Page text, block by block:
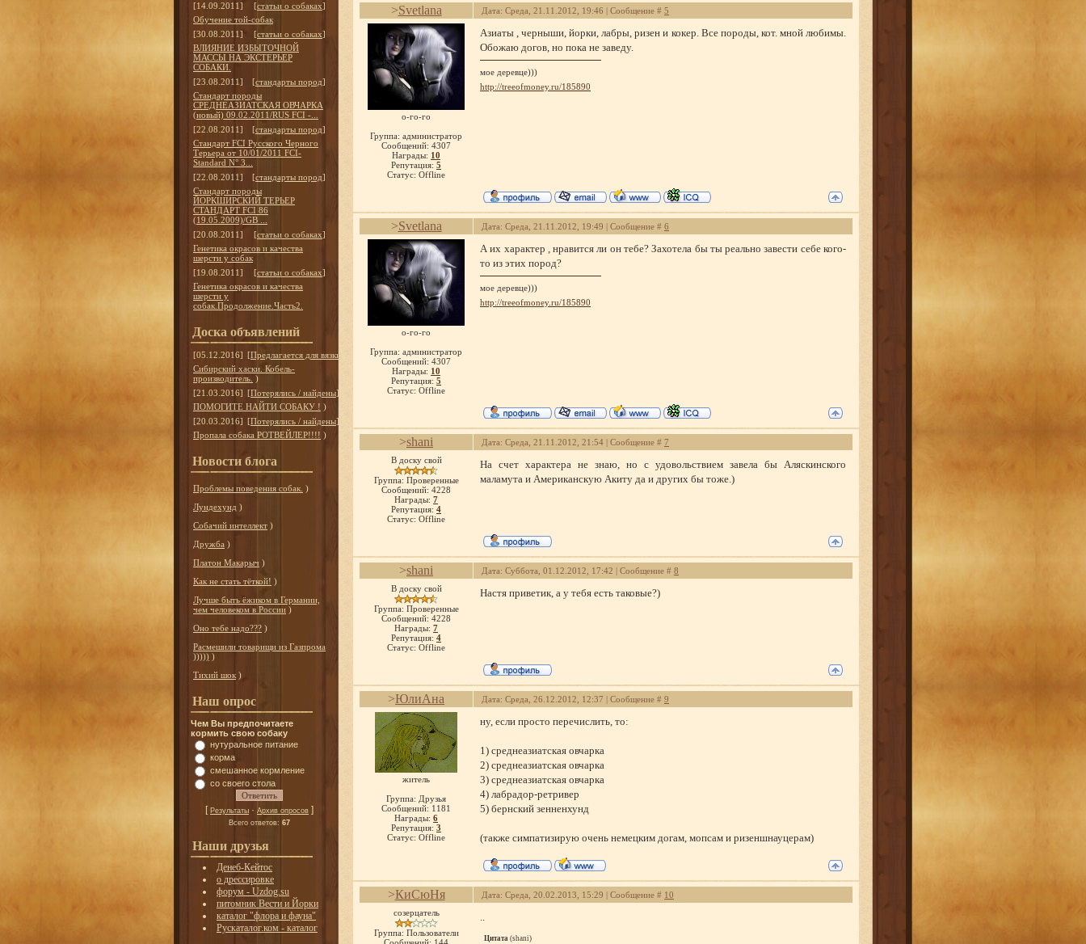
[14.09.2011]
[статьи о собаках]
Обучение той-собак
[30.08.2011]
[статьи о собаках]
ВЛИЯНИЕ ИЗБЫТОЧНОЙ
МАССЫ НА ЭКСТЕРЬЕР
СОБАКИ.
[23.08.2011]
[стандарты пород]
Стандарт породы
СРЕДНЕАЗИАТСКАЯ ОВЧАРКА
(новый) 09.02.2011/RUS FCI -...
[22.08.2011]
[стандарты пород]
Стандарт FCI Русского Черного
Терьера от 10/01/2011 FCI-
Standard N° 3...
[22.08.2011]
[стандарты пород]
Стандарт породы
ЙОРКШИРСКИЙ ТЕРЬЕР
СТАНДАРТ FCI 86
(19.05.2009)/GB ...
[20.08.2011]
[статьи о собаках]
Генетика окрасов и качества
шерсти у собак
[19.08.2011]
[статьи о собаках]
Генетика окрасов и качества
шерсти у
собак.Продолжение.Часть2.
Доска объявлений
[05.12.2016] [Предлагается для вязки
Сибирский хаски. Кобель-
производитель. )
[21.03.2016] [Потерялись / найдены]
ПОМОГИТЕ НАЙТИ СОБАКУ ! )
[20.03.2016] [Потерялись / найдены]
Пропала собака РОТВЕЙЛЕР!!!! )
Новости блога
Проблемы поведения собак. )
Лундехунд )
Собачий интеллект )
Дружба )
Платон Макарыч )
Как не стать тёткой! )
Лучше быть ёжиком в Германии,
чем человеком в России )
Оно тебе надо??? )
Расмешили товарищи из Газпрома
))))) )
Тихий шок )
Наш опрос
Чем Вы предпочитаете
кормить свою собаку
нутуральное питание
корма
смешанное кормление
со своего стола
[ Результаты · Архив опросов ]
Всего ответов: 67
Наши друзья
Денеб-Кейтос
о дрессировке
форум - Uzdog.su
питомник Вести и Йорки
каталог "флора и фауна"
Рускаталог.ком - каталог
>Svetlana Дата: Среда, 21.11.2012, 19:46 | Сообщение # 5
о-го-го
Группа: администратор
Сообщений: 4307
Награды: 10
Репутация: 5
Статус: Offline
Азиаты , черныши, йорки, лабры, ризен и кокер. Все породы, кот. мной любимы.
Обожаю догов, но пока не заведу.
мое деревце)))
http://treeofmoney.ru/185890
>Svetlana Дата: Среда, 21.11.2012, 19:49 | Сообщение # 6
о-го-го
Группа: администратор
Сообщений: 4307
Награды: 10
Репутация: 5
Статус: Offline
А их характер , нравится ли он тебе? Захотела бы ты реально завести себе кого-
то из этих пород?
мое деревце)))
http://treeofmoney.ru/185890
>shani Дата: Среда, 21.11.2012, 21:54 | Сообщение # 7
В доску свой
Группа: Проверенные
Сообщений: 4228
Награды: 7
Репутация: 4
Статус: Offline
На счет характера не знаю, но с удовольствием завела бы Аляскинского
маламута и Американскую Акиту да и других бы тоже.)
>shani Дата: Суббота, 01.12.2012, 17:42 | Сообщение # 8
В доску свой
Группа: Проверенные
Сообщений: 4228
Награды: 7
Репутация: 4
Статус: Offline
Настя приветик, а у тебя есть таковые?)
>ЮлиАна Дата: Среда, 26.12.2012, 12:37 | Сообщение # 9
житель
Группа: Друзья
Сообщений: 1181
Награды: 6
Репутация: 3
Статус: Offline
ну, если просто перечислить, то:
1) среднеазиатская овчарка
2) среднеазиатская овчарка
3) среднеазиатская овчарка
4) лабрадор-ретривер
5) бернский зенненхунд
(также симпатизирую очень немецким догам, мопсам и ризеншнауцерам)
>КиСюНя Дата: Среда, 20.02.2013, 15:29 | Сообщение # 10
созерцатель
Группа: Пользователи
..
Цитата (shani)